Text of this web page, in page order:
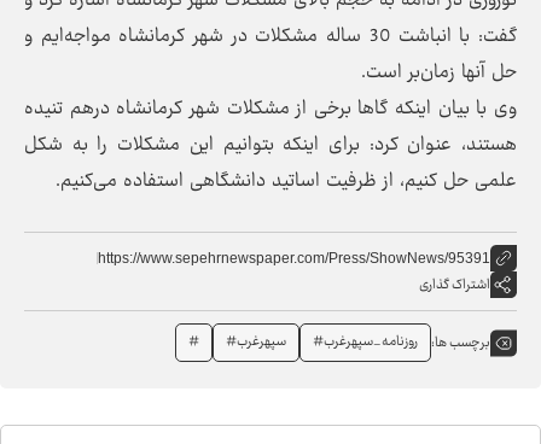
گفت: با انباشت 30 ساله مشکلات در شهر کرمانشاه مواجه‌ایم و
حل آنها زمان‌بر است.
وی با بیان اینکه گاها برخی از مشکلات شهر کرمانشاه درهم تنیده
هستند، عنوان کرد: برای اینکه بتوانیم این مشکلات را به شکل
علمی حل کنیم، از ظرفیت اساتید دانشگاهی استفاده می‌کنیم.
https://www.sepehrnewspaper.com/Press/ShowNews/95391
اشتراک گذاری
برچسب ها: روزنامه_سپهرغرب# سپهرغرب# ‌#